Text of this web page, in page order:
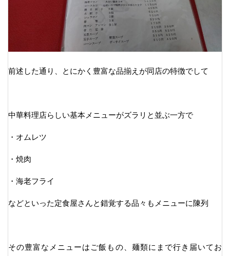
前述した通り、とにかく豊富な品揃えが同店の特徴でして
中華料理店らしい基本メニューがズラリと並ぶ一方で
・オムレツ
・焼肉
・海老フライ
などといった定食屋さんと錯覚する品々もメニューに陳列
その豊富なメニューはご飯もの、麺類にまで行き届いてお